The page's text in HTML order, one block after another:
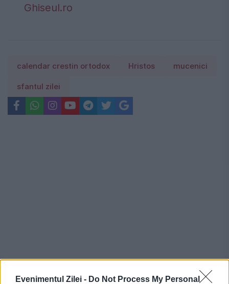
Evenimentul Zilei - Do Not Process My Personal
Ghiseul.ro
calendar crestin ortodox Hristos mucenici
sfantul zilei